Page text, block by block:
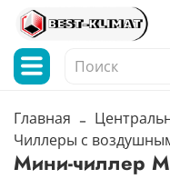
Главная
Чиллеры с
Мини-чиллер